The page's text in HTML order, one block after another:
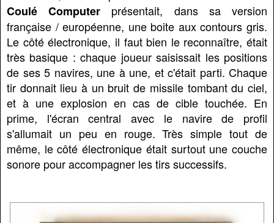
Coulé Computer présentait, dans sa version
française / européenne, une boite aux contours gris.
Le côté électronique, il faut bien le reconnaître, était
très basique : chaque joueur saisissait les positions
de ses 5 navires, une à une, et c'était parti. Chaque
tir donnait lieu à un bruit de missile tombant du ciel,
et à une explosion en cas de cible touchée. En
prime, l'écran central avec le navire de profil
s'allumait un peu en rouge. Très simple tout de
même, le côté électronique était surtout une couche
sonore pour accompagner les tirs successifs.